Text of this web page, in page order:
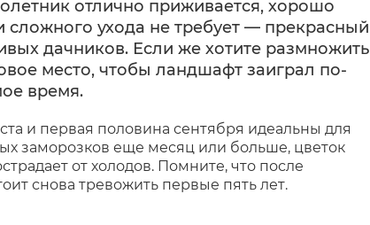
отлично приживается, хорошо
сложного ухода не требует — прекрасный
дачников. Если же хотите размножить
место, чтобы ландшафт заиграл по-
время.
и первая половина сентября идеальны для
заморозков еще месяц или больше, цветок
от холодов. Помните, что после
снова тревожить первые пять лет.